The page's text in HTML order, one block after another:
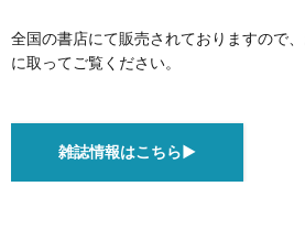
全国の書店にて販売されておりますので
に取ってご覧ください。
雑誌情報はこちら▶